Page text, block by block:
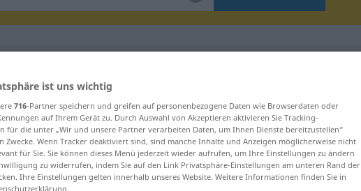
für "brnenie"
ist uns wichtig
716-Partner speichern und greifen auf personenbezogene Daten wie Browserdaten oder
auf Ihrem Gerät zu. Durch Auswahl von Akzeptieren aktivieren Sie Tracking-
für die unter „Wir und unsere Partner verarbeiten Daten, um Ihnen Dienste bereitzustellen“
Zwecke. Wenn Tracker deaktiviert sind, sind manche Inhalte und Anzeigen möglicherweise nicht
für Sie. Sie können dieses Menü jederzeit wieder aufrufen, um Ihre Einstellungen zu ändern
zu widerrufen, indem Sie auf den Link Privatsphäre-Einstellungen am unteren Rand der
Ihre Einstellungen gelten innerhalb unseres Website. Weitere Informationen finden Sie in